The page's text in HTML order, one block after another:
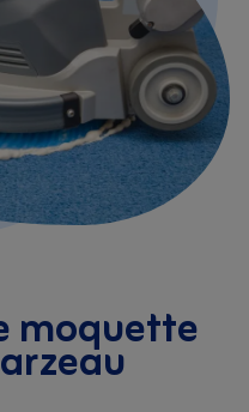
moquette